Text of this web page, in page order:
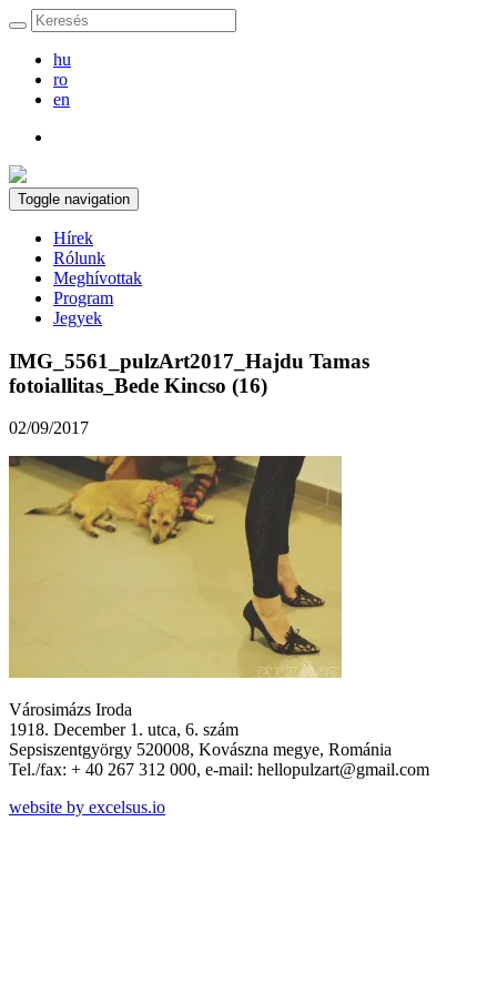
hu
ro
en
Toggle navigation
Hírek
Rólunk
Meghívottak
Program
Jegyek
IMG_5561_pulzArt2017_Hajdu Tamas
fotoiallitas_Bede Kincso (16)
02/09/2017
Városimázs Iroda
1918. December 1. utca, 6. szám
Sepsiszentgyörgy 520008, Kovászna megye, Románia
Tel./fax: + 40 267 312 000, e-mail: hellopulzart@gmail.com
website by excelsus.io